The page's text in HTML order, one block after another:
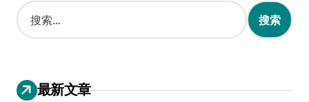
搜
索
：
最新文章